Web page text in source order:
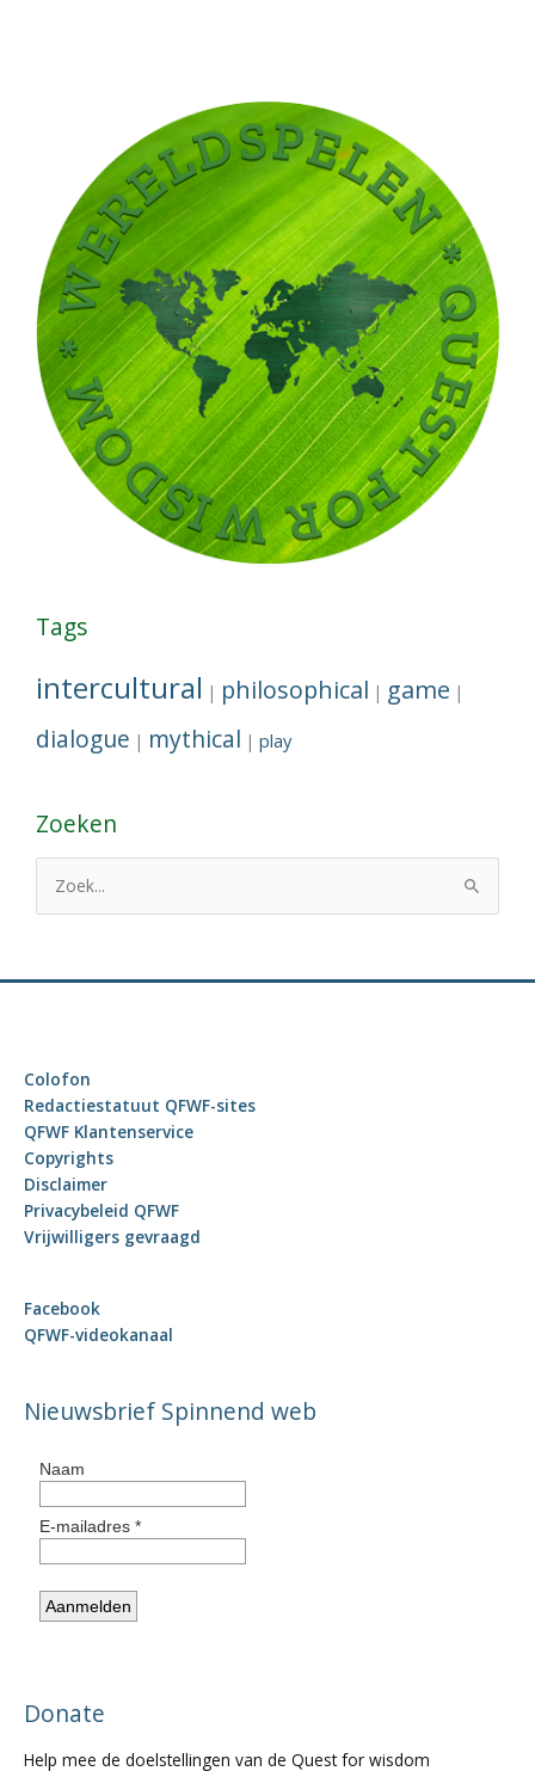
Tags
intercultural | philosophical | game |
dialogue | mythical | play
Zoeken
r
:
Colofon
Redactiestatuut QFWF-sites
QFWF Klantenservice
Copyrights
Disclaimer
Privacybeleid QFWF
Vrijwilligers gevraagd
Facebook
QFWF-videokanaal
Nieuwsbrief Spinnend web
Donate
Help mee de doelstellingen van de Quest for wisdom